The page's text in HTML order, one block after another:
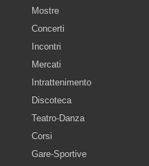
Mostre
Concerti
Incontri
Mercati
Intrattenimento
Discoteca
Teatro-Danza
Corsi
Gare-Sportive